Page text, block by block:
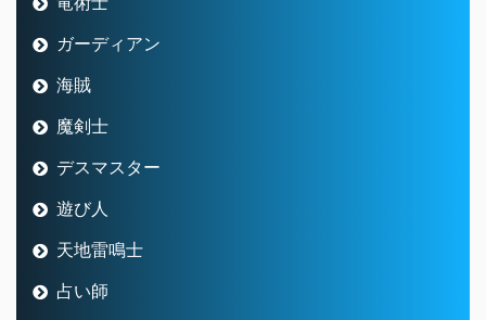
ガーディアン
海賊
魔剣士
デスマスター
遊び人
天地雷鳴士
占い師